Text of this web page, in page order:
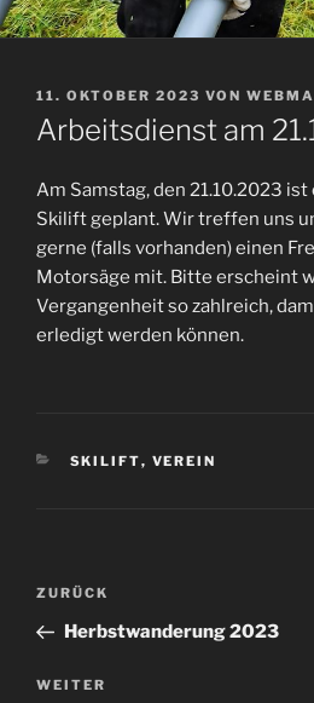
VERÖFFENTLICHT
AM
11. OKTOBER 2023 VON
Arbeitsdienst am
Am Samstag, den 21.10.2023
Skilift geplant. Wir treffen uns
gerne (falls vorhanden) einen
Motorsäge mit. Bitte erscheint
Vergangenheit so zahlreich,
erledigt werden können.
KATEGORIEN
SKILIFT, VEREIN
Beitragsnavigation
Vorheriger
Beitrag
ZURÜCK
Herbstwanderung 2023
Nächster
WEITER